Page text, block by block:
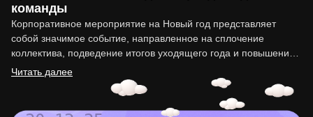
команды
Корпоративное мероприятие на Новый год представляет
собой значимое событие, направленное на сплочение
коллектива, подведение итогов уходящего года и повышение
мотивации сотрудников. Организация такого праздника…
Читать далее